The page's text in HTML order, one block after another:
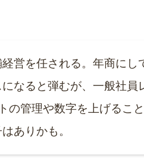
営を任される。年商にし
なると弾むが、一般社員
管理や数字を上げるこ
ありかも。